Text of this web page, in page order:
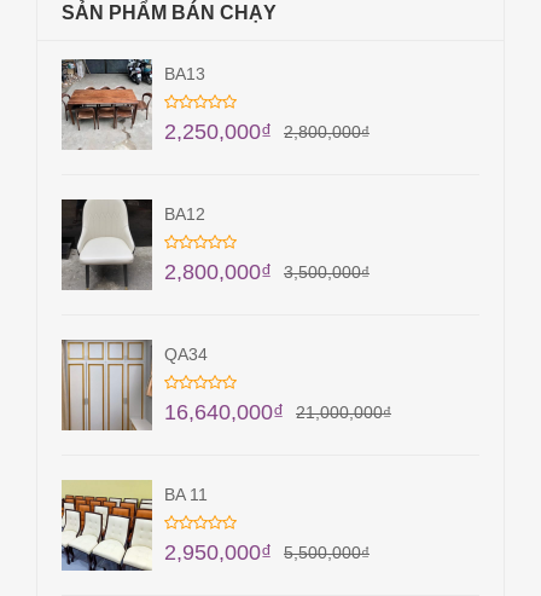
SẢN PHẨM BÁN CHẠY
BA13
2,800,000₫
2,250,000₫
BA12
3,500,000₫
2,800,000₫
QA34
21,000,000₫
16,640,000₫
BA 11
5,500,000₫
2,950,000₫